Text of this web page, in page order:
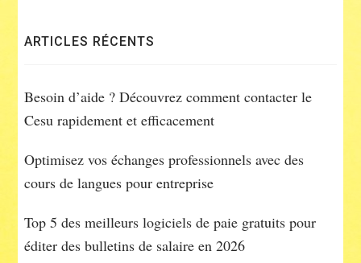
ARTICLES RÉCENTS
Besoin d’aide ? Découvrez comment contacter le
Cesu rapidement et efficacement
Optimisez vos échanges professionnels avec des
cours de langues pour entreprise
Top 5 des meilleurs logiciels de paie gratuits pour
éditer des bulletins de salaire en 2026